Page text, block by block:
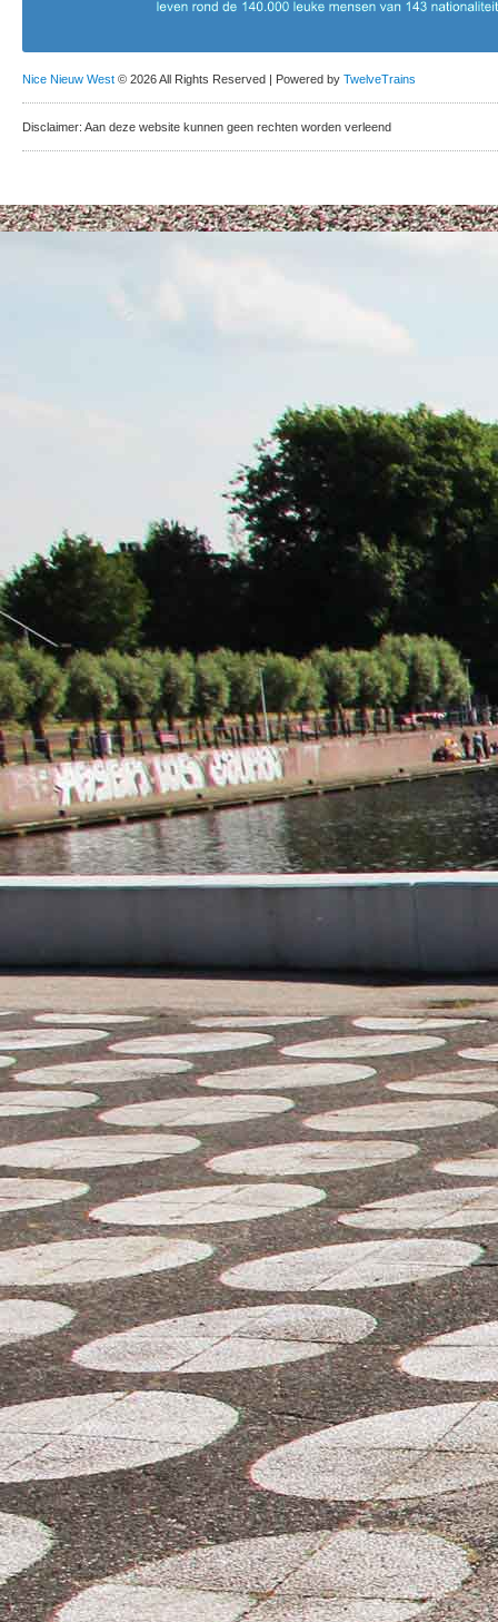
Nice Nieuw West © 2026 All Rights Reserved | Powered by TwelveTrains
Disclaimer: Aan deze website kunnen geen rechten worden verleend